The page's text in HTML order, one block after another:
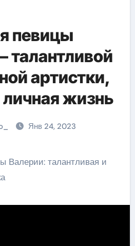
певицы
талантливой
артистки,
жизнь
Янв 24, 2023